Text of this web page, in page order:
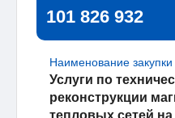
101 826 932
Наименование
Услуги по
реконструкции
тепловых сетей на